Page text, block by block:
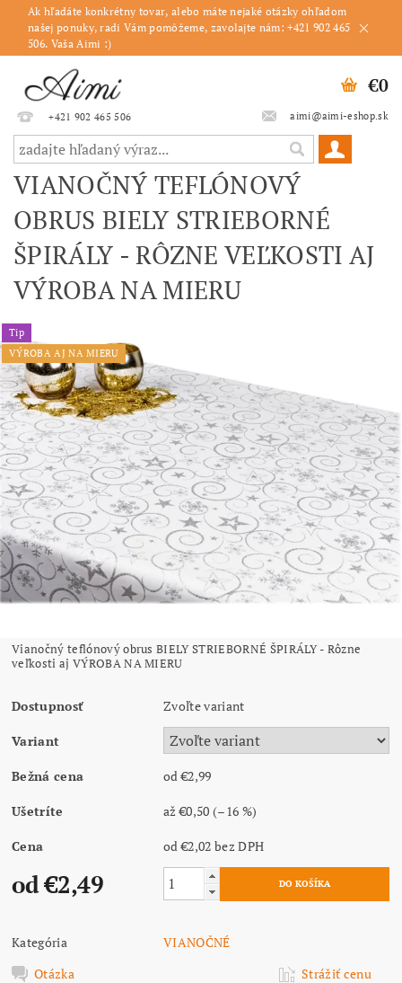
Ak hľadáte konkrétny tovar, alebo máte nejaké otázky ohľadom
našej ponuky, radi Vám pomôžeme, zavolajte nám: +421 902 465
506. Vaša Aimi :)
+421 902 465 506 aimi@aimi-eshop.sk
€0
VIANOČNÝ TEFLÓNOVÝ
OBRUS BIELY STRIEBORNÉ
ŠPIRÁLY - RÔZNE VEĽKOSTI AJ
VÝROBA NA MIERU
Tip
VÝROBA AJ NA MIERU
Vianočný teflónový obrus BIELY STRIEBORNÉ ŠPIRÁLY - Rôzne
veľkosti aj VÝROBA NA MIERU
Dostupnosť Zvoľte variant
Variant
Bežná cena od €2,99
Ušetríte až€0,50 (–16 %)
Cena od €2,02 bez DPH
od €2,49
Kategória
VIANOČNÉ
Otázka
Strážiť cenu